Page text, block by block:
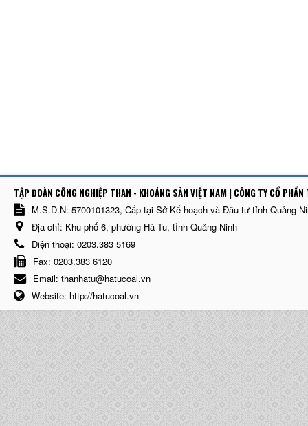
TẬP ĐOÀN CÔNG NGHIỆP THAN - KHOÁNG SẢN VIỆT NAM | CÔNG TY CỔ
M.S.D.N: 5700101323, Cấp tại Sở Kế hoạch và Đầu tư tỉnh Quảng
Địa chỉ: Khu phố 6, phường Hà Tu, tỉnh Quảng Ninh
Điện thoại: 0203.383 5169
Fax: 0203.383 6120
Email: thanhatu@hatucoal.vn
Website: http://hatucoal.vn